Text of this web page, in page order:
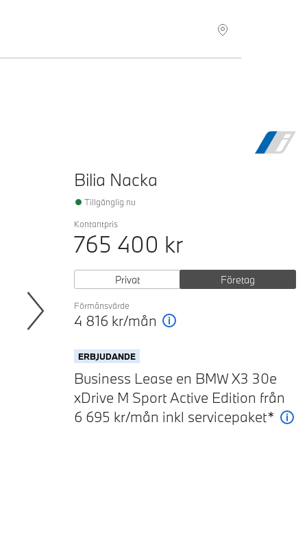
Bilia Nacka
Tillgänglig nu
Kontantpris
765 400 kr
Privat Företag
Förmånsvärde
4 816 kr/mån
ERBJUDANDE
Business Lease en BMW X3 30e
xDrive M Sport Active Edition från
6 695 kr/mån inkl servicepaket*